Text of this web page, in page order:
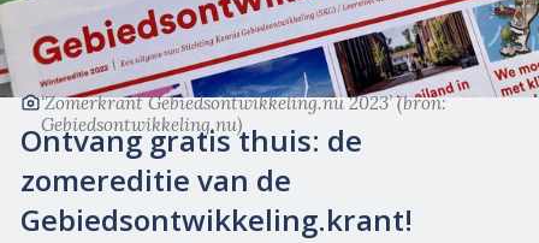
‘Zomerkrant Gebiedsontwikkeling.nu 2023’(bron:
Gebiedsontwikkeling.nu)
Ontvang gratis thuis: de
zomereditie van de
Gebiedsontwikkeling.krant!